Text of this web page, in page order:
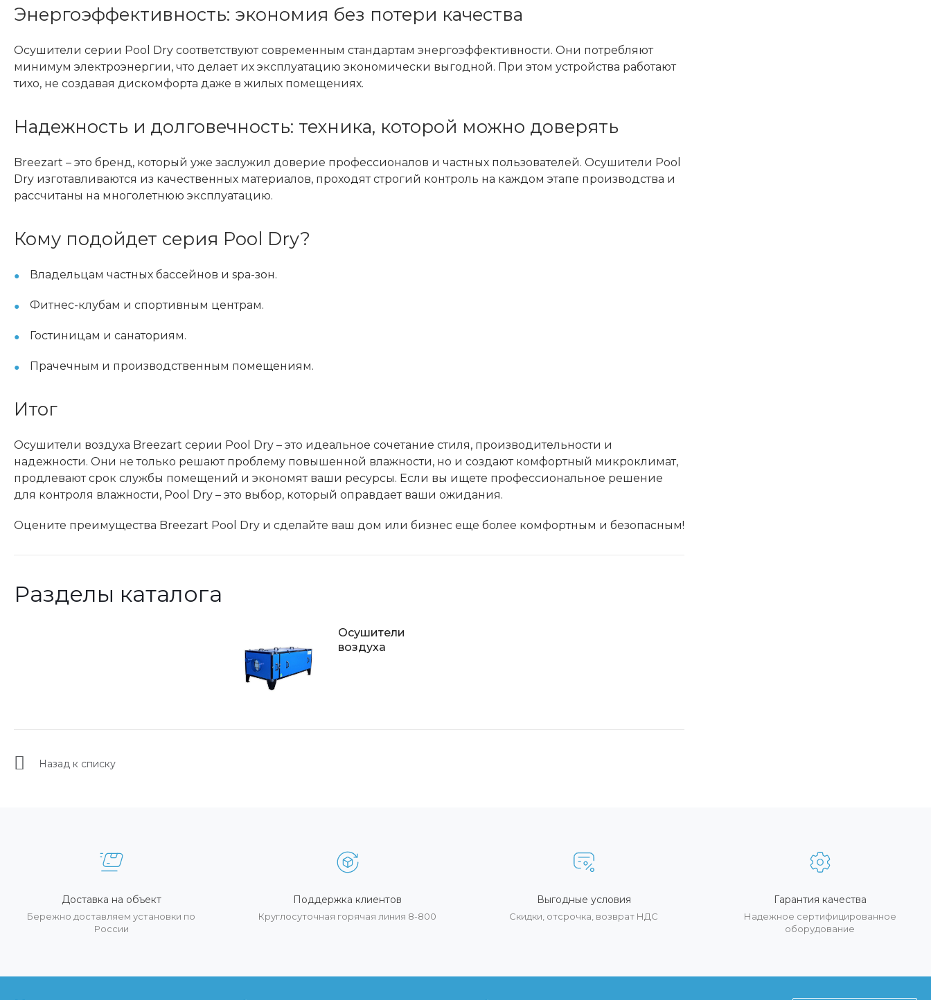
Энергоэффективность: экономия без потери качества
Осушители серии Pool Dry соответствуют современным стандартам энергоэффективности. Они потребляют
минимум электроэнергии, что делает их эксплуатацию экономически выгодной. При этом устройства работают
тихо, не создавая дискомфорта даже в жилых помещениях.
Надежность и долговечность: техника, которой можно доверять
Breezart – это бренд, который уже заслужил доверие профессионалов и частных пользователей. Осушители Pool
Dry изготавливаются из качественных материалов, проходят строгий контроль на каждом этапе производства и
рассчитаны на многолетнюю эксплуатацию.
Кому подойдет серия Pool Dry?
Владельцам частных бассейнов и spa-зон.
Фитнес-клубам и спортивным центрам.
Гостиницам и санаториям.
Прачечным и производственным помещениям.
Итог
Осушители воздуха Breezart серии Pool Dry – это идеальное сочетание стиля, производительности и
надежности. Они не только решают проблему повышенной влажности, но и создают комфортный микроклимат,
продлевают срок службы помещений и экономят ваши ресурсы. Если вы ищете профессиональное решение
для контроля влажности, Pool Dry – это выбор, который оправдает ваши ожидания.
Оцените преимущества Breezart Pool Dry и сделайте ваш дом или бизнес еще более комфортным и безопасным!
Разделы каталога
Осушители
воздуха
Назад к списку
Доставка на объект
Бережно доставляем установки по
России
Поддержка клиентов
Круглосуточная горячая линия 8-800
Выгодные условия
Скидки, отсрочка, возврат НДС
Гарантия качества
Надежное сертифицированное
оборудование